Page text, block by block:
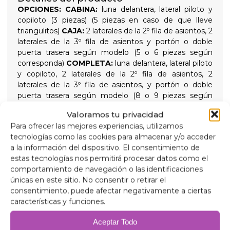
Valoramos tu privacidad
Para ofrecer las mejores experiencias, utilizamos
tecnologías como las cookies para almacenar y/o acceder
a la información del dispositivo. El consentimiento de
estas tecnologías nos permitirá procesar datos como el
comportamiento de navegación o las identificaciones
únicas en este sitio. No consentir o retirar el
consentimiento, puede afectar negativamente a ciertas
características y funciones.
Aceptar Todo
OPCIONES: CABINA:luna delantera, lateral piloto y
copiloto (3 piezas) (5 piezas en caso de que lleve
triangulitos) CAJA: 2 laterales de la 2º fila de asientos, 2
laterales de la 3º fila de asientos y portón o doble
puerta trasera según modelo (5 o 6 piezas según
corresponda) COMPLETA: luna delantera, lateral piloto
y copiloto, 2 laterales de la 2º fila de asientos, 2
laterales de la 3º fila de asientos, y portón o doble
puerta trasera según modelo (8 o 9 piezas según
corresponda) en caso de llevar triangulitos serian 10 o
AISLANTES TÉRMICOS 9 CAPAS
Aislante
térmico y oscurecedor de 9 capas de gran calidad
indicados para aislar tanto las altas temperaturas como
las bajas para un mayor confort interno y
proporcionando total oscuridad para las noches de
descanso, sujetados con ventosas de rosca de gran
succión y fácil extracción para simplificar su colocación
Composición
Aluminio de 90 micras anti rayos ultravioleta y
resistente a rayadas.
Polietileno expandido 2mm.